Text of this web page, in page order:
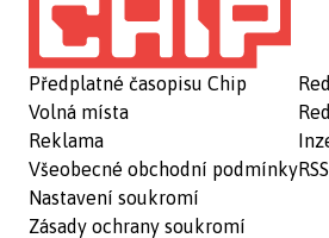
Předplatné časopisu Chip
Volná místa
Reklama
Všeobecné obchodní podmínky
Nastavení soukromí
Zásady ochrany soukromí
RSS